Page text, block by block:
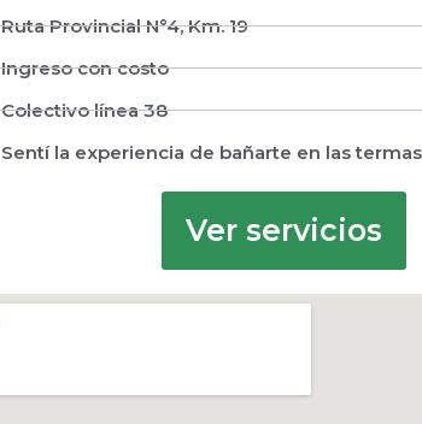
Ruta Provincial N°4, Km. 19
Ingreso con costo
Colectivo línea 38
Sentí la experiencia de bañarte en las
Ver servicios